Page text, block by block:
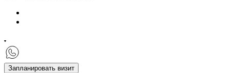
Запланировать визит